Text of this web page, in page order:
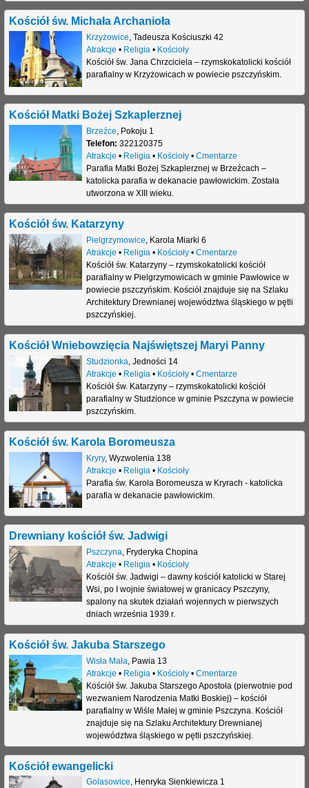
Kościół św. Michała Archanioła
Krzyżowice, Tadeusza Kościuszki 42
Atrakcje • Religia• Kościoły
Kościół św. Jana Chrzciciela – rzymskokatolicki kościół
parafialny w Krzyżowicach w powiecie pszczyńskim.
Kościół Matki Bożej Szkaplerznej
Brzeźce, Pokoju 1
Telefon: 322120375
Atrakcje • Religia• Kościoły• Cmentarze
Parafia Matki Bożej Szkaplerznej w Brzeźcach –
katolicka parafia w dekanacie pawłowickim. Została
utworzona w XIII wieku.
Kościół św. Katarzyny
Pielgrzymowice, Karola Miarki 6
Atrakcje • Religia• Kościoły• Cmentarze
Kościół św. Katarzyny – rzymskokatolicki kościół
parafialny w Pielgrzymowicach w gminie Pawłowice w
powiecie pszczyńskim. Kościół znajduje się na Szlaku
Architektury Drewnianej województwa śląskiego w pętli
pszczyńskiej.
Kościół Wniebowzięcia Najświętszej Maryi Panny
Studzionka Jedności 14
Atrakcje • Religia • Kościoły• Cmentarze
Kościół św. Katarzyny – rzymskokatolicki kościół
parafialny w Studzionce w gminie Pszczyna w powiecie
pszczyńskim.
Kościół św. Karola Boromeusza
Kryry, Wyzwolenia 138
Atrakcje • Religia • Kościoły
Parafia św. Karola Boromeusza w Kryrach - katolicka
parafia w dekanacie pawłowickim.
Drewniany kościół św. Jadwigi
Pszczyna Fryderyka Chopina
Atrakcje • Religia • Kościoły
Kościół św. Jadwigi – dawny kościół katolicki w Starej
Wsi, po I wojnie światowej w granicacy Pszczyny,
spalony na skutek działań wojennych w pierwszych
dniach września 1939 r.
Kościół św. Jakuba Starszego
Wisła Mała Pawia 13
Atrakcje • Religia • Kościoły• Cmentarze
Kościół św. Jakuba Starszego Apostoła (pierwotnie pod
wezwaniem Narodzenia Matki Boskiej) – kościół
parafialny w Wiśle Małej w gminie Pszczyna. Kościół
znajduje się na Szlaku Architektury Drewnianej
województwa śląskiego w pętli pszczyńskiej.
Kościół ewangelicki
Golasowice, Henryka Sienkiewicza 1